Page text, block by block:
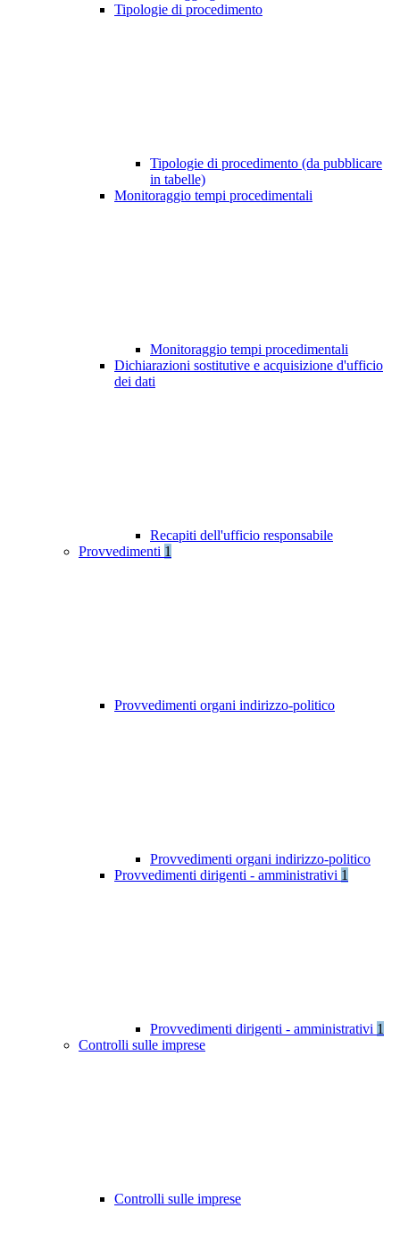
Tipologie di procedimento
Tipologie di procedimento (da pubblicare
in tabelle)
Monitoraggio tempi procedimentali
Monitoraggio tempi procedimentali
Dichiarazioni sostitutive e acquisizione d'ufficio
dei dati
Recapiti dell'ufficio responsabile
Provvedimenti 1
Provvedimenti organi indirizzo-politico
Provvedimenti organi indirizzo-politico
Provvedimenti dirigenti - amministrativi 1
Provvedimenti dirigenti - amministrativi 1
Controlli sulle imprese
Controlli sulle imprese